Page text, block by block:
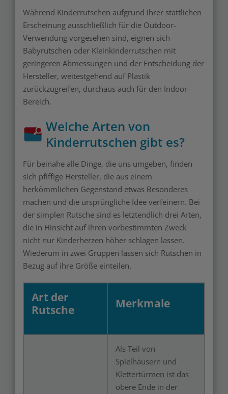
Während Kinderrutschen aufgrund ihrer stattlichen
Erscheinung ausschließlich für die Outdoor-
Verwendung vorgesehen sind, eignen sich
Babyrutschen oder Kleinkinderrutschen mit
geringeren Abmessungen und der Entscheidung der
Hersteller, weitestgehend auf Plastik
zurückzugreifen, durchaus auch für den Indoor-
Bereich.
Welche Arten von
Kinderrutschen gibt es?
Für beinahe alle Dinge, die uns umgeben, finden
sich pfiffige Hersteller, die aus einem
herkömmlichen Gegenstand etwas Besonderes
machen und die ursprüngliche Idee verfeinern. Bei
der simplen Rutsche sind es letztendlich drei Arten,
die in Hinsicht auf ihren vorbestimmten Zweck
nicht nur Kinderherzen höher schlagen lassen.
Wiederum in zwei Gruppen lassen sich Rutschen in
Bezug auf ihre Größe einteilen.
Art der
Rutsche
Merkmale
Als Teil von
Spielhäusern und
Klettertürmen ist das
obere Ende in der